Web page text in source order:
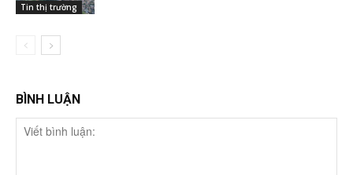
Tin thị trường
BÌNH LUẬN